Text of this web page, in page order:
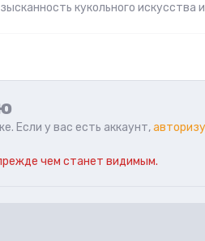
кукольного искусства
Если у вас есть аккаунт,
чем станет видимым.